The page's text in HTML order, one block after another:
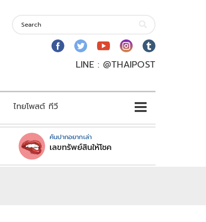
LINE : @THAIPOST
ไทยโพสต์ ทีวี
คันปากอยากเล่า
เลขทรัพย์สินให้โชค